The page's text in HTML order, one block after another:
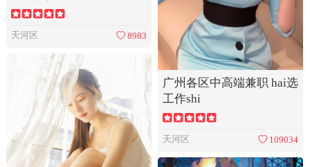
广州各区中高端兼职 hai选
工作shi
天河区 109034
天河区 8983